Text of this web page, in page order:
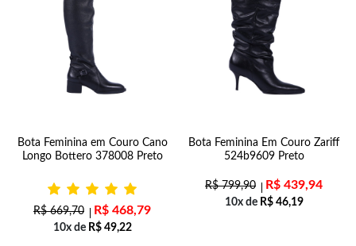
Bota Feminina em Couro Cano
Longo Bottero 378008 Preto
R$669,70 R$ 468,79
10x de R$49,22
Bota Feminina Em Couro Zariff
524b9609 Preto
R$799,90 R$ 439,94
10x de R$46,19